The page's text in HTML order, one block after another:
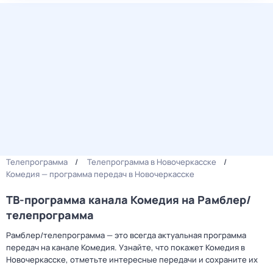
Телепрограмма
Телепрограмма в Новочеркасске
Комедия — программа передач в Новочеркасске
ТВ-программа канала Комедия на Рамблер/
телепрограмма
Рамблер/телепрограмма — это всегда актуальная программа
передач на канале Комедия. Узнайте, что покажет Комедия в
Новочеркасске, отметьте интересные передачи и сохраните их